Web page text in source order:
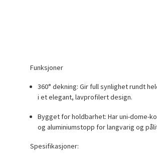
Funksjoner
360° dekning: Gir full synlighet rundt
i et elegant, lavprofilert design.
Bygget for holdbarhet: Har uni-dome-
og aluminiumstopp for langvarig og
Spesifikasjoner: